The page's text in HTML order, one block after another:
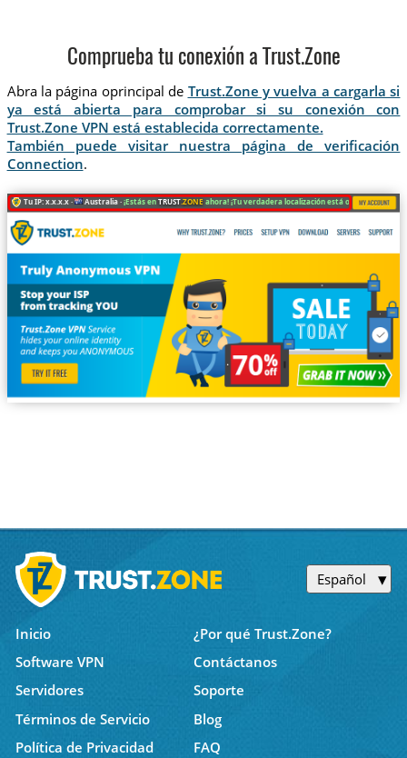
Comprueba tu conexión a Trust.Zone
Abra la página oprincipal de Trust.Zone y vuelva a cargarla si
ya está abierta para comprobar si su conexión con
Trust.Zone VPN está establecida correctamente.
También puede visitar nuestra página de verificación
Connection.
Tu IP: x.x.x.x · Australia ·¡Estás enTRUST.ZONE ahora! ¡Tu verdadera localización está oculta!
Español
Inicio
¿Por qué Trust.Zone?
Software VPN
Contáctanos
Servidores
Soporte
Términos de Servicio
Blog
Política de Privacidad
FAQ